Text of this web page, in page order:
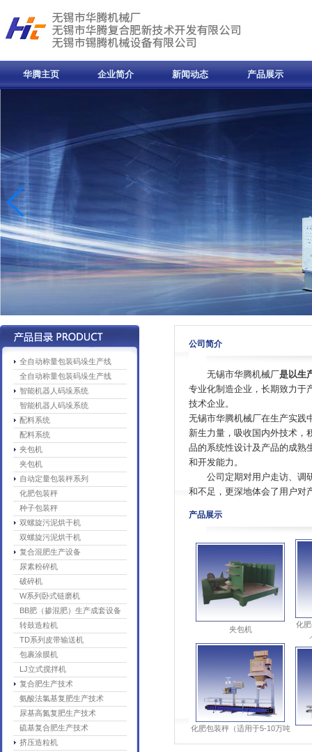
华腾主页 企业简介 新闻动态 产品展示
全自动称量包装码垛生产线
全自动称量包装码垛生产线
智能机器人码垛系统
智能机器人码垛系统
配料系统
配料系统
夹包机
夹包机
自动定量包装秤系列
化肥包装秤
种子包装秤
双螺旋污泥烘干机
双螺旋污泥烘干机
复合混肥生产设备
尿素粉碎机
破碎机
W系列卧式链磨机
BB肥（掺混肥）生产成套设备
转鼓造粒机
TD系列皮带输送机
包裹涂膜机
LJ立式搅拌机
复合肥生产技术
氨酸法氯基复肥生产技术
尿基高氮复肥生产技术
硫基复合肥生产技术
挤压造粒机
公司简介
无锡市华腾机械厂是以生
专业化制造企业，长期致力于
技术企业。
无锡市华腾机械厂在生产实践
新生力量，吸收国内外技术，
品的系统性设计及产品的成熟
和开发能力。
公司定期对用户走访、调研
和不足，更深地体会了用户对
产品展示
夹包机
化肥包装秤（适用于5-10万吨
／年复合肥装置）